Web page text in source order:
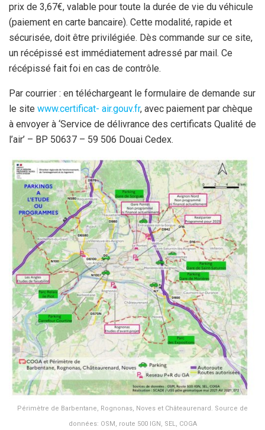
prix de 3,67€, valable pour toute la durée de vie du véhicule
(paiement en carte bancaire). Cette modalité, rapide et
sécurisée, doit être privilégiée. Dès commande sur ce site,
un récépissé est immédiatement adressé par mail. Ce
récépissé fait foi en cas de contrôle.
Par courrier : en téléchargeant le formulaire de demande sur
le site www.certificat- air.gouv.fr, avec paiement par chèque
à envoyer à ‘Service de délivrance des certificats Qualité de
l’air’ – BP 50637 – 59 506 Douai Cedex.
Périmètre de Barbentane, Rognonas, Noves et Châteaurenard. Source de
données: OSM, route 500 IGN, SEL, COGA